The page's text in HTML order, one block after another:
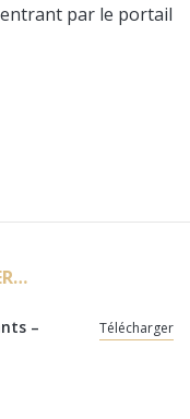
par le portail
–
Télécharger